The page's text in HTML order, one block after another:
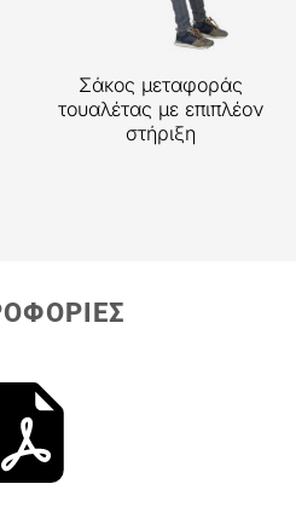
Σάκος μεταφοράς
τουαλέτας με επιπλέον
στήριξη